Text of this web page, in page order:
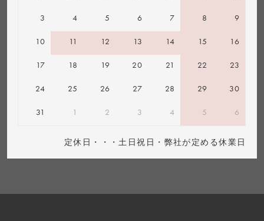
3 4 5 6 7 8 9
10 11 12 13 14 15 16
17 18 19 20 21 22 23
24 25 26 27 28 29 30
31 1 2 3 4 5 6
定休日・・・土日祝日・弊社が定める休業日